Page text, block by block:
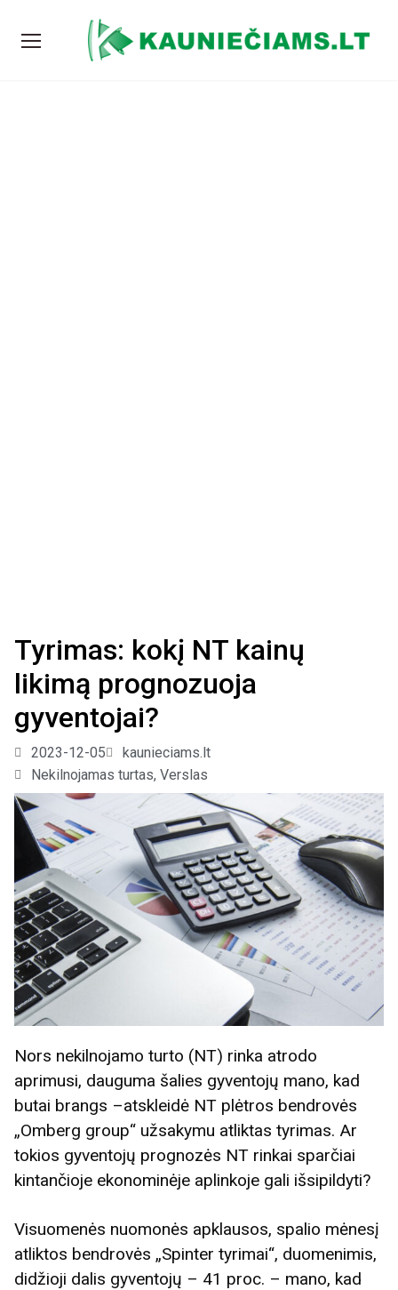
Tyrimas: kokį NT kainų
likimą prognozuoja
gyventojai?
2023-12-05
kaunieciams.lt
Nekilnojamas turtas, Verslas
Nors nekilnojamo turto (NT) rinka atrodo
aprimusi, dauguma šalies gyventojų mano, kad
butai brangs –atskleidė NT plėtros bendrovės
„Omberg group“ užsakymu atliktas tyrimas. Ar
tokios gyventojų prognozės NT rinkai sparčiai
kintančioje ekonominėje aplinkoje gali išsipildyti?
Visuomenės nuomonės apklausos, spalio mėnesį
atliktos bendrovės „Spinter tyrimai“, duomenimis,
didžioji dalis gyventojų – 41 proc. – mano, kad